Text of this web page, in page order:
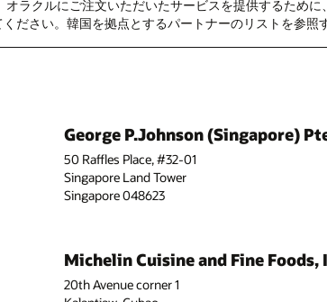
ラクルにご注文いただいたサービスを提供するため
ださい。韓国を拠点とするパートナーのリストを参照
George P.Johnson (Singapore)
50 Raffles Place, #32-01
Singapore Land Tower
Singapore 048623
Michelin Cuisine and Fine Foods,
20th Avenue corner 1